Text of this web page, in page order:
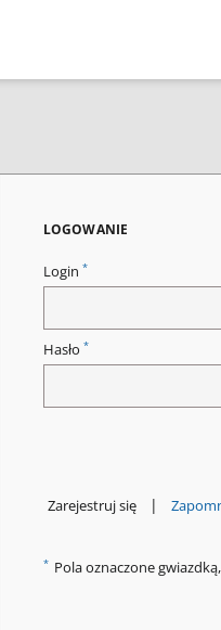
LOGOWANIE
Login *
Hasło *
Zarejestruj się |
* Pola oznaczone